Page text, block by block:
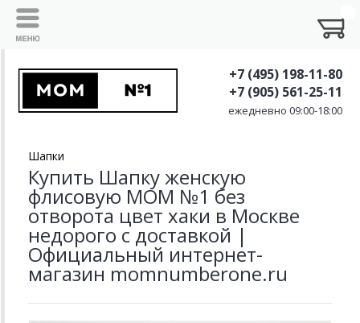
+7 (495) 198-11-80
+7 (905) 561-25-11
ежедневно 09:00-18:00
Шапки
Купить Шапку женскую
флисовую MOM №1 без
отворота цвет хаки в Москве
недорого с доставкой |
Официальный интернет-
магазин momnumberone.ru